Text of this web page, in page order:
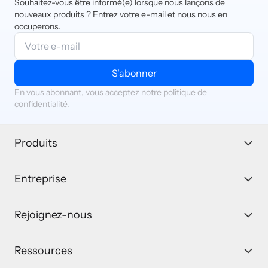
Souhaitez-vous être informé(e) lorsque nous lançons de
nouveaux produits ? Entrez votre e-mail et nous nous en
occuperons.
S'abonner
En vous abonnant, vous acceptez notre politique de
confidentialité.
Produits
Entreprise
Rejoignez-nous
Ressources